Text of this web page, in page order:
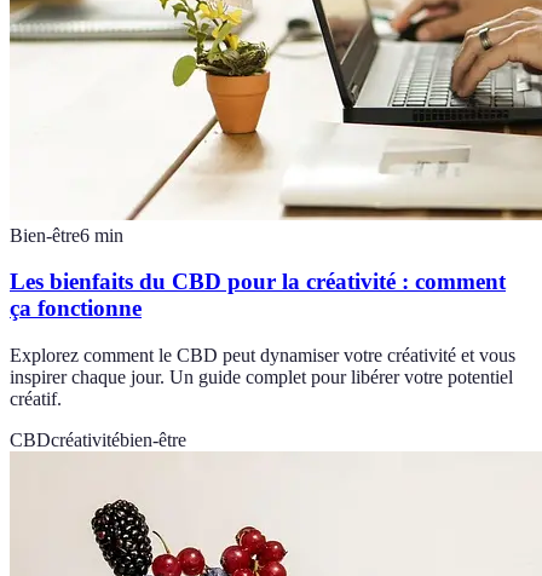
Bien-être6 min
Les bienfaits du CBD pour la créativité : comment
ça fonctionne
Explorez comment le CBD peut dynamiser votre créativité et vous
inspirer chaque jour. Un guide complet pour libérer votre potentiel
créatif.
CBDcréativitébien-être